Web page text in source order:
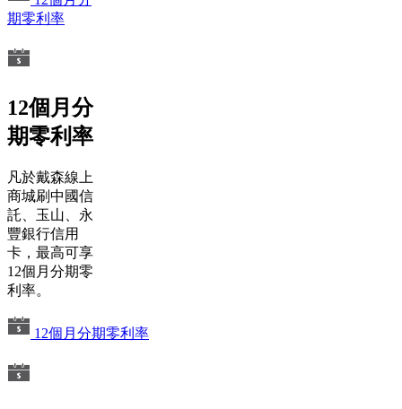
期零利率
12個月分
期零利率
凡於戴森線上
商城刷中國信
託、玉山、永
豐銀行信用
卡，最高可享
12個月分期零
利率。
12個月分期零利率